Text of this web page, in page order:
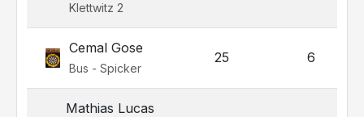
Klettwitz 2
Cemal Gose
Bus - Spicker
25 6
Mathias Lucas